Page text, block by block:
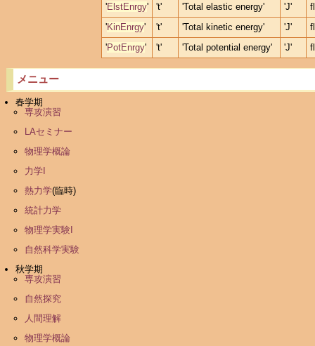
メニュー
春学期
専攻演習
LAセミナー
物理学概論
力学I
熱力学(臨時)
統計力学
物理学実験I
自然科学実験
秋学期
専攻演習
自然探究
人間理解
物理学概論
'ElstEnrgy' 't' 'Total elastic energy' 'J'
'KinEnrgy' 't' 'Total kinetic energy' 'J'
'PotEnrgy' 't' 'Total potential energy' 'J'